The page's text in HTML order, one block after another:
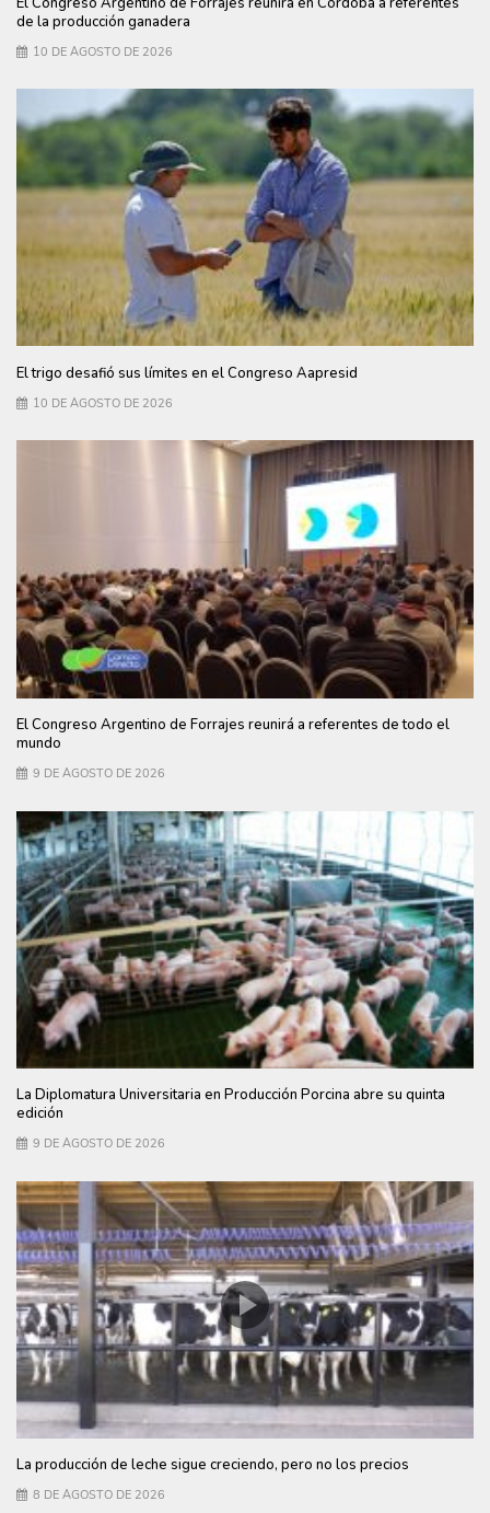
de la producción ganadera
10 DE AGOSTO DE 2026
El trigo desafió sus límites en el Congreso Aapresid
10 DE AGOSTO DE 2026
El Congreso Argentino de Forrajes reunirá a referentes de todo el
mundo
9 DE AGOSTO DE 2026
La Diplomatura Universitaria en Producción Porcina abre su quinta
edición
9 DE AGOSTO DE 2026
La producción de leche sigue creciendo, pero no los precios
8 DE AGOSTO DE 2026